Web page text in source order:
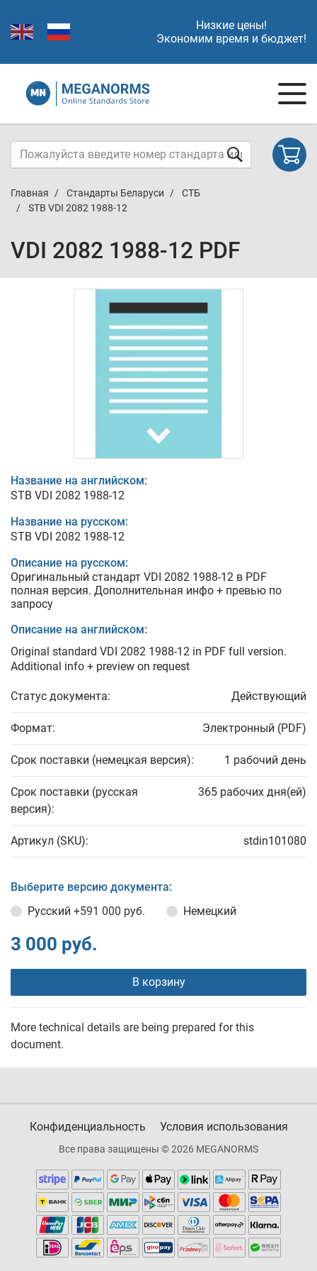
Низкие цены!
Экономим время и бюджет!
Главная Стандарты Беларуси
СТБ
STB VDI 2082 1988-12
VDI 2082 1988-12 PDF
Название на английском:
STB VDI 2082 1988-12
Название на русском:
STB VDI 2082 1988-12
Описание на русском:
Оригинальный стандарт VDI 2082 1988-12 в PDF
полная версия. Дополнительная инфо + превью по
запросу
Описание на английском:
Original standard VDI 2082 1988-12 in PDF full version.
Additional info + preview on request
Статус документа: Действующий
Формат: Электронный (PDF)
Срок поставки (немецкая версия): 1 рабочий день
Срок поставки (русская
версия):
365 рабочих дня(ей)
Артикул (SKU): stdin101080
Выберите версию документа:
Русский +591 000 руб. Немецкий
3 000 руб.
В корзину
More technical details are being prepared for this
document.
Конфиденциальность Условия использования
Все права защищены © 2026 MEGANORMS